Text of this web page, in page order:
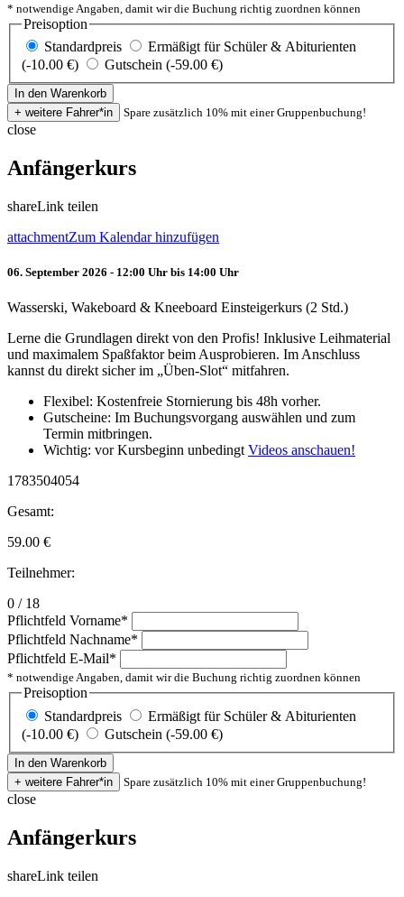
* notwendige Angaben, damit wir die Buchung richtig zuordnen können
Preisoption
Standardpreis
Ermäßigt für Schüler & Abiturienten
(-10.00 €)
Gutschein (-59.00 €)
Spare zusätzlich 10% mit einer Gruppenbuchung!
close
Anfängerkurs
shareLink teilen
attachmentZum Kalendar hinzufügen
06. September 2026 - 12:00 Uhr bis 14:00 Uhr
Wasserski, Wakeboard & Kneeboard Einsteigerkurs (2 Std.)
Lerne die Grundlagen direkt von den Profis! Inklusive Leihmaterial
und maximalem Spaßfaktor beim Ausprobieren. Im Anschluss
kannst du direkt sicher im „Üben-Slot“ mitfahren.
Flexibel: Kostenfreie Stornierung bis 48h vorher.
Gutscheine: Im Buchungsvorgang auswählen und zum
Termin mitbringen.
Wichtig: vor Kursbeginn unbedingtVideos anschauen!
1783504054
Gesamt:
59.00 €
Teilnehmer:
0 / 18
Pflichtfeld Vorname*
Pflichtfeld Nachname*
Pflichtfeld E-Mail*
* notwendige Angaben, damit wir die Buchung richtig zuordnen können
Preisoption
Standardpreis
Ermäßigt für Schüler & Abiturienten
(-10.00 €)
Gutschein (-59.00 €)
Spare zusätzlich 10% mit einer Gruppenbuchung!
close
Anfängerkurs
shareLink teilen